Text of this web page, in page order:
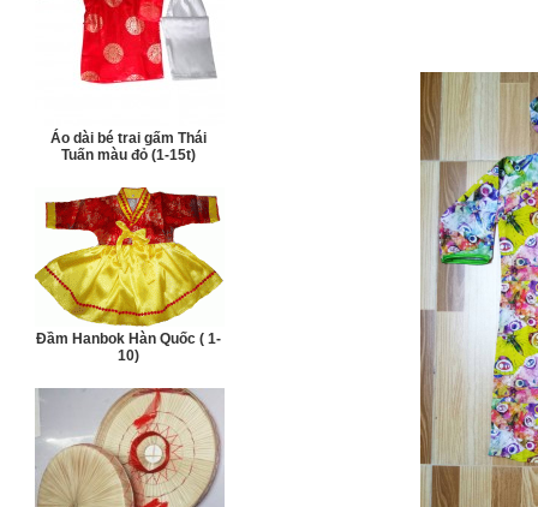
Áo dài bé trai gấm Thái
Tuấn màu đỏ (1-15t)
Đầm Hanbok Hàn Quốc ( 1-
10)